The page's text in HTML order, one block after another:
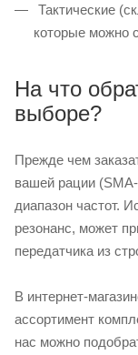
Тактические
которые можно
На что
выборе?
Прежде чем
вашей рации
диапазон частот.
резонанс, может
передатчика из
В интернет-
ассортимент
нас можно